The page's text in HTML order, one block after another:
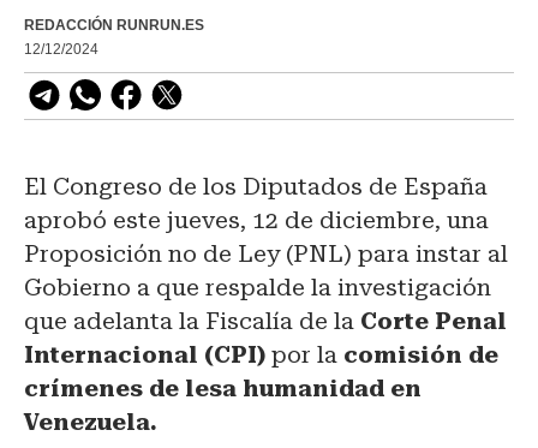
REDACCIÓN RUNRUN.ES
12/12/2024
El Congreso de los Diputados de España
aprobó este jueves, 12 de diciembre, una
Proposición no de Ley (PNL) para instar al
Gobierno a que respalde la investigación
que adelanta la Fiscalía de la Corte Penal
Internacional (CPI) por la comisión de
crímenes de lesa humanidad en
Venezuela.